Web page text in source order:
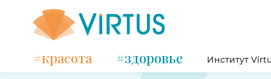
#красота #здоровье Институт